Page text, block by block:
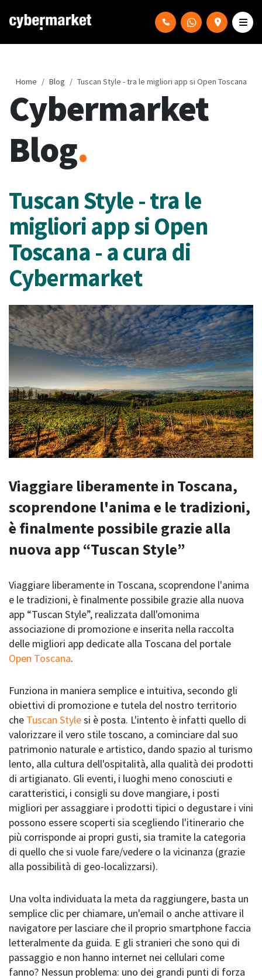
Home Blog Tuscan Style - tra le migliori app si Open Toscana
Cybermarket
Blog.
Tuscan Style - tra le
migliori app si Open
Toscana - a cura di
Cybermarket
Viaggiare liberamente in Toscana,
scoprendone l'anima e le tradizioni,
è finalmente possibile grazie alla
nuova app “Tuscan Style”
Viaggiare liberamente in Toscana, scoprendone l'anima
e le tradizioni, è finalmente possibile grazie alla nuova
app “Tuscan Style”, realizzata dall'omonima
associazione di promozione e inserita nella raccolta
delle migliori app dedicate alla Toscana del portale
Open Toscana.
Funziona in maniera semplice e intuitiva, secondo gli
obiettivi di promozione e tutela del nostro territorio
che Tuscan Stylesi è posta. L'intento è infatti quello di
valorizzare il vero stile toscano, a cominciare dal suo
patrimonio naturale e artistico, dando spazio al turismo
lento, alla cultura dell'ospitalità, alla qualità dei prodotti
di artigianato. Gli eventi, i luoghi meno conosciuti e
caratteristici, i consigli su dove mangiare, i posti
migliori per assaggiare i prodotti tipici o degustare i vini
possono essere scoperti sia scegliendo l'itinerario che
più corrisponde ai propri gusti, sia tramite la categoria
di quello che si vuole fare/vedere o la vicinanza (grazie
alla possibilità di geo-localizzarsi).
Una volta individuata la meta da raggiungere, basta un
semplice clic per chiamare, un'email o anche attivare il
navigatore per lasciare che il proprio smartphone faccia
letteralmente da guida. E gli stranieri che sono qui di
passaggio e non hanno internet nei cellulari come
fanno? Nessun problema: uno dei grandi punti di forza